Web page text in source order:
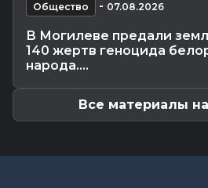
Экономика 07.08.2026 14:16
Костюковичском районе
Общество 07.08.2026 13:46
В УСК по Могилевской
Общество - 07.08.2026
В Могилеве предали
140 жертв геноцида
народа....
Все материалы